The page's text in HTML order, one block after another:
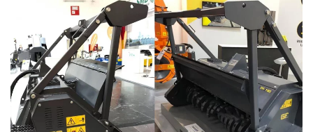
Ampliar